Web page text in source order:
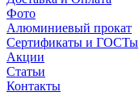
Фото
Алюминиевый прокат
Сертификаты и ГОСТы
Акции
Статьи
Контакты